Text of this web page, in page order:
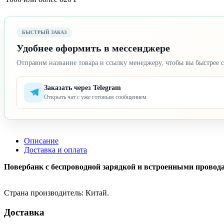
БЫСТРЫЙ ЗАКАЗ
Удобнее оформить в мессенджере
Отправим название товара и ссылку менеджеру, чтобы вы быстрее
Заказать через Telegram
Открыть чат с уже готовым сообщением
Описание
Доставка и оплата
Повербанк с беспроводной зарядкой и встроенными
Страна производитель: Китай.
Доставка